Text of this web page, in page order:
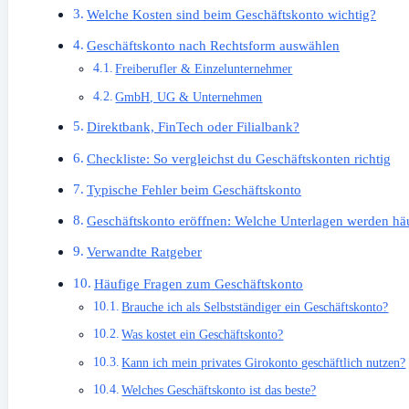
Welche Kosten sind beim Geschäftskonto wichtig?
Geschäftskonto nach Rechtsform auswählen
Freiberufler & Einzelunternehmer
GmbH, UG & Unternehmen
Direktbank, FinTech oder Filialbank?
Checkliste: So vergleichst du Geschäftskonten richtig
Typische Fehler beim Geschäftskonto
Geschäftskonto eröffnen: Welche Unterlagen werden
Verwandte Ratgeber
Häufige Fragen zum Geschäftskonto
Brauche ich als Selbstständiger ein Geschäftskonto?
Was kostet ein Geschäftskonto?
Kann ich mein privates Girokonto geschäftlich nutzen?
Welches Geschäftskonto ist das beste?